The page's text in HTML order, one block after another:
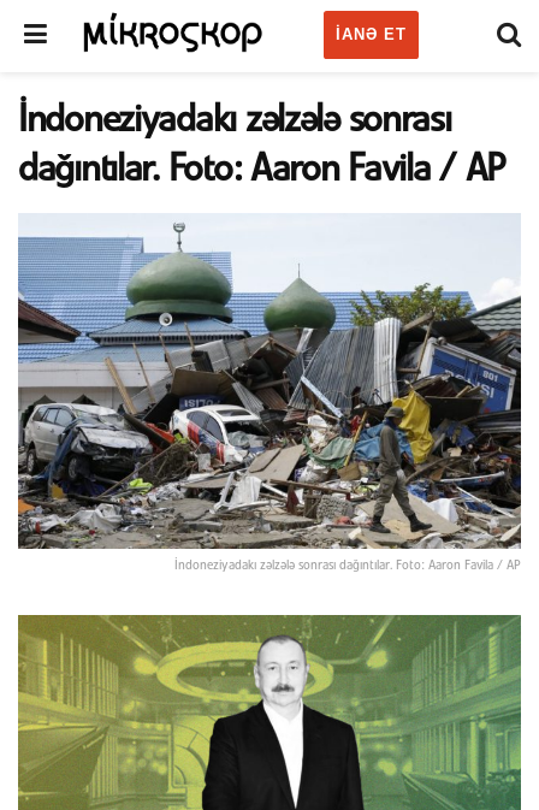
IANƏ ET
İndoneziyadakı zəlzələ sonrası
dağıntılar. Foto: Aaron Favila / AP
İndoneziyadakı zəlzələ sonrası dağıntılar. Foto: Aaron Favila / AP